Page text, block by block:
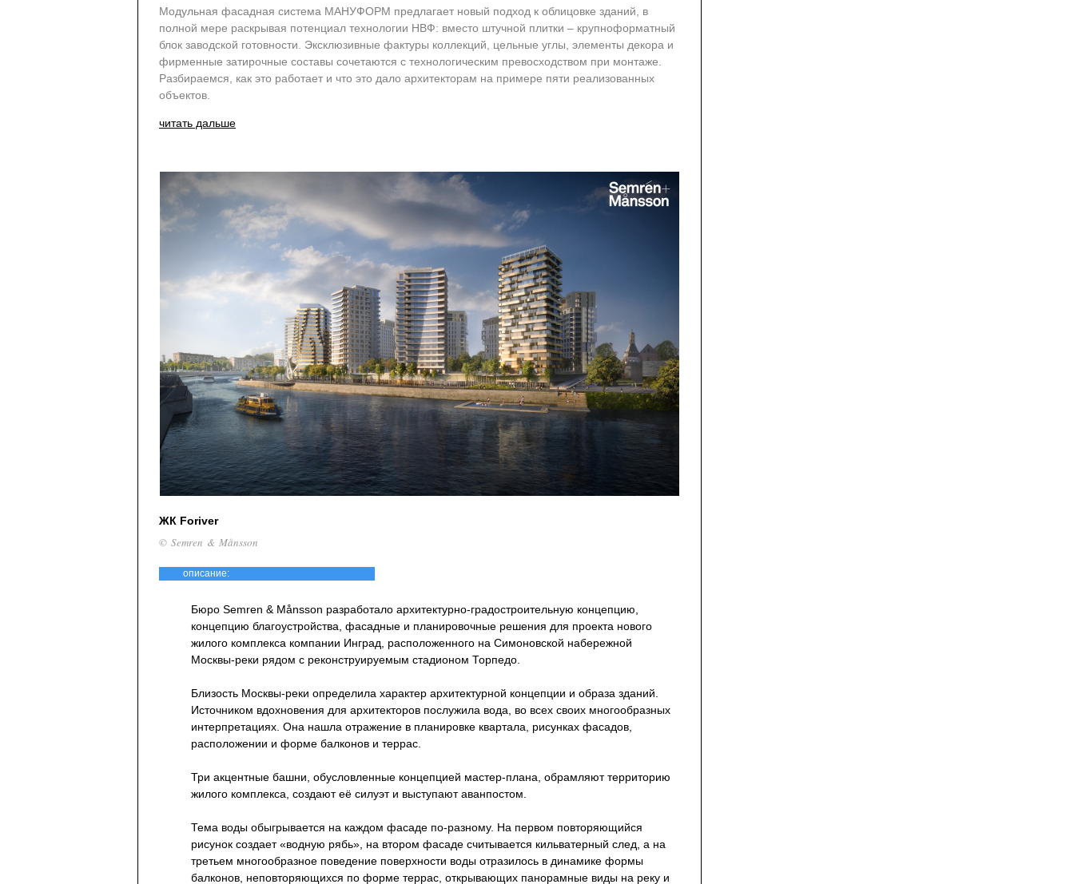
Модульная фасадная система МАНУФОРМ предлагает новый подход к облицовке зданий, в
полной мере раскрывая потенциал технологии НВФ: вместо штучной плитки – крупноформатный
блок заводской готовности. Эксклюзивные фактуры коллекций, цельные углы, элементы декора и
фирменные затирочные составы сочетаются с технологическим превосходством при монтаже.
Разбираемся, как это работает и что это дало архитекторам на примере пяти реализованных
объектов.
читать дальше
ЖК Foriver
© Semren & Månsson
описание:
Бюро Semren & Månsson разработало архитектурно-градостроительную концепцию,
концепцию благоустройства, фасадные и планировочные решения для проекта нового
жилого комплекса компании Инград, расположенного на Симоновской набережной
Москвы-реки рядом с реконструируемым стадионом Торпедо.
Близость Москвы-реки определила характер архитектурной концепции и образа зданий.
Источником вдохновения для архитекторов послужила вода, во всех своих многообразных
интерпретациях. Она нашла отражение в планировке квартала, рисунках фасадов,
расположении и форме балконов и террас.
Три акцентные башни, обусловленные концепцией мастер-плана, обрамляют территорию
жилого комплекса, создают её силуэт и выступают аванпостом.
Тема воды обыгрывается на каждом фасаде по-разному. На первом повторяющийся
рисунок создает «водную рябь», на втором фасаде считывается кильватерный след, а на
третьем многообразное поведение поверхности воды отразилось в динамике формы
балконов, неповторяющихся по форме террас, открывающих панорамные виды на реку и